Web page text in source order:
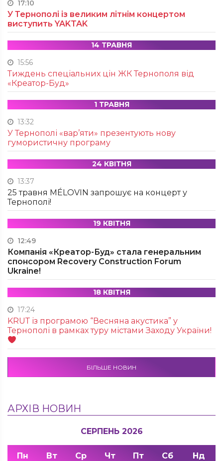
17:10
У Тернополі із великим літнім концертом
виступить YAKTAK
14 ТРАВНЯ
15:56
Тиждень спеціальних цін ЖК Тернополя від
«Креатор-Буд»
1 ТРАВНЯ
13:32
У Тернополі «вар’яти» презентують нову
гумористичну програму
24 КВІТНЯ
13:37
25 травня MÉLOVIN запрошує на концерт у
Тернополі!
19 КВІТНЯ
12:49
Компанія «Креатор-Буд» стала генеральним
спонсором Recovery Construction Forum
Ukraine!
18 КВІТНЯ
17:24
KRUТ із програмою “Весняна акустика” у
Тернополі в рамках туру містами Заходу України!
БІЛЬШЕ НОВИН
АРХІВ НОВИН
СЕРПЕНЬ 2026
Пн Вт Ср Чт Пт Сб Нд